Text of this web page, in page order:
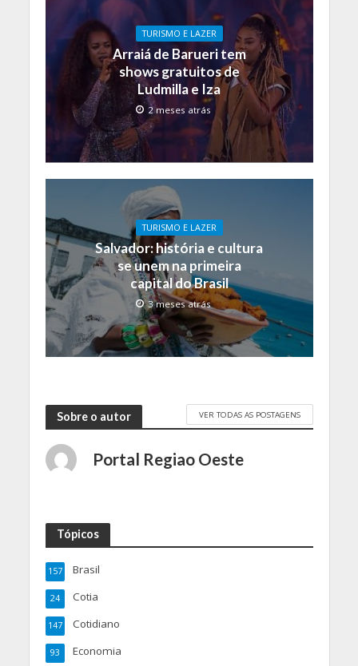
TURISMO E LAZER
Arraiá de Barueri tem
shows gratuitos de
Ludmilla e Iza
2 meses atrás
TURISMO E LAZER
Salvador: história e cultura
se unem na primeira
capital do Brasil
3 meses atrás
Sobre o autor VER TODAS AS POSTAGENS
Portal Regiao Oeste
Tópicos
Brasil
157
Cotia
24
Cotidiano
147
Economia
93